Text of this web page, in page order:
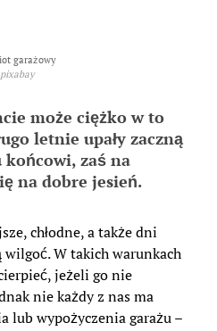
garażowy
pixabay
może ciężko w to
letnie upały zaczną
zaś na
na dobre jesień.
chłodne, a także dni
W takich warunkach
jeżeli go nie
nie każdy z nas ma
lub wypożyczenia garażu –